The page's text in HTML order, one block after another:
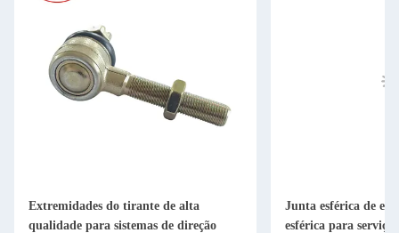
Extremidades do tirante de alta
qualidade para sistemas de direção
Junta esférica de
esférica para serviço